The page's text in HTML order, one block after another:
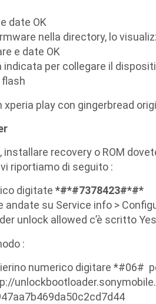
date OK
nella directory, lo
e date OK
indicata per collegare il
play con gingerbread
installare recovery o ROM
riportiamo di seguito :
digitate *#*#7378423#*#*
andate su Service info >
unlock allowed c’è scritto
:
numerico digitare *#06#